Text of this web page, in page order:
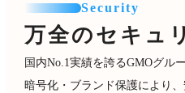
Security
万全のセキュ
国内No.1実績を誇るGMOグル
暗号化・ブランド保護により